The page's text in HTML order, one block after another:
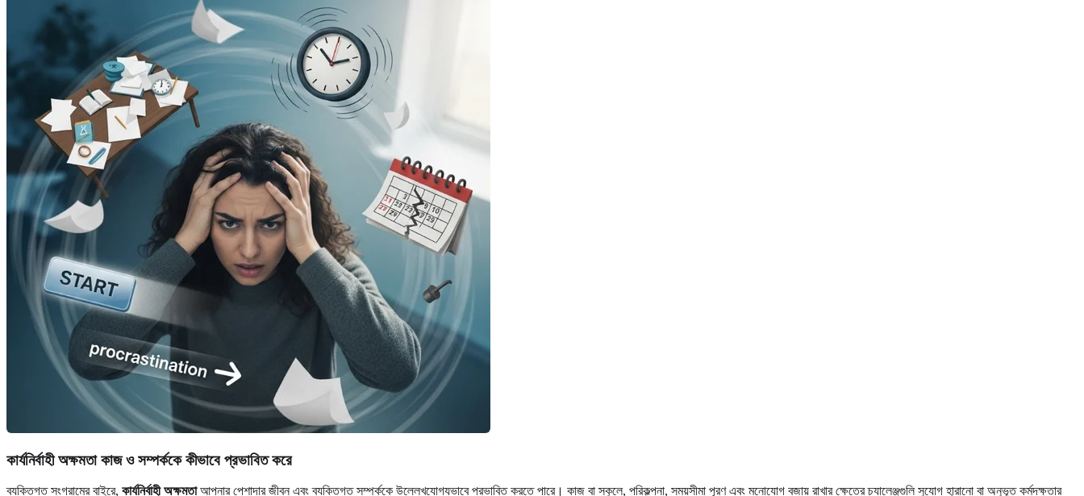
কার্যনির্বাহী অক্ষমতা কাজ ও সম্পর্ককে কীভাবে প্রভাবিত করে
ব্যক্তিগত সংগ্রামের বাইরে, কার্যনির্বাহী অক্ষমতাআপনার পেশাদার জীবন এবং ব্যক্তিগত সম্পর্ককে উল্লেখযোগ্যভাবে প্রভাবিত করতে পারে। কাজ বা স্কুলে, পরিকল্পনা, সময়সীমা পূরণ এবং মনোযোগ বজায় রাখার ক্ষেত্রে চ্যালেঞ্জগুলি সুযোগ হারানো বা অনুভূত কর্মদক্ষতার